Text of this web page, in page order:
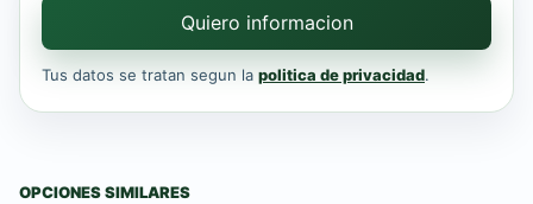
Quiero informacion
Tus datos se tratan segun la politica de privacidad.
OPCIONES SIMILARES